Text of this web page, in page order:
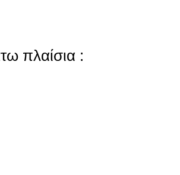
πλαίσια :